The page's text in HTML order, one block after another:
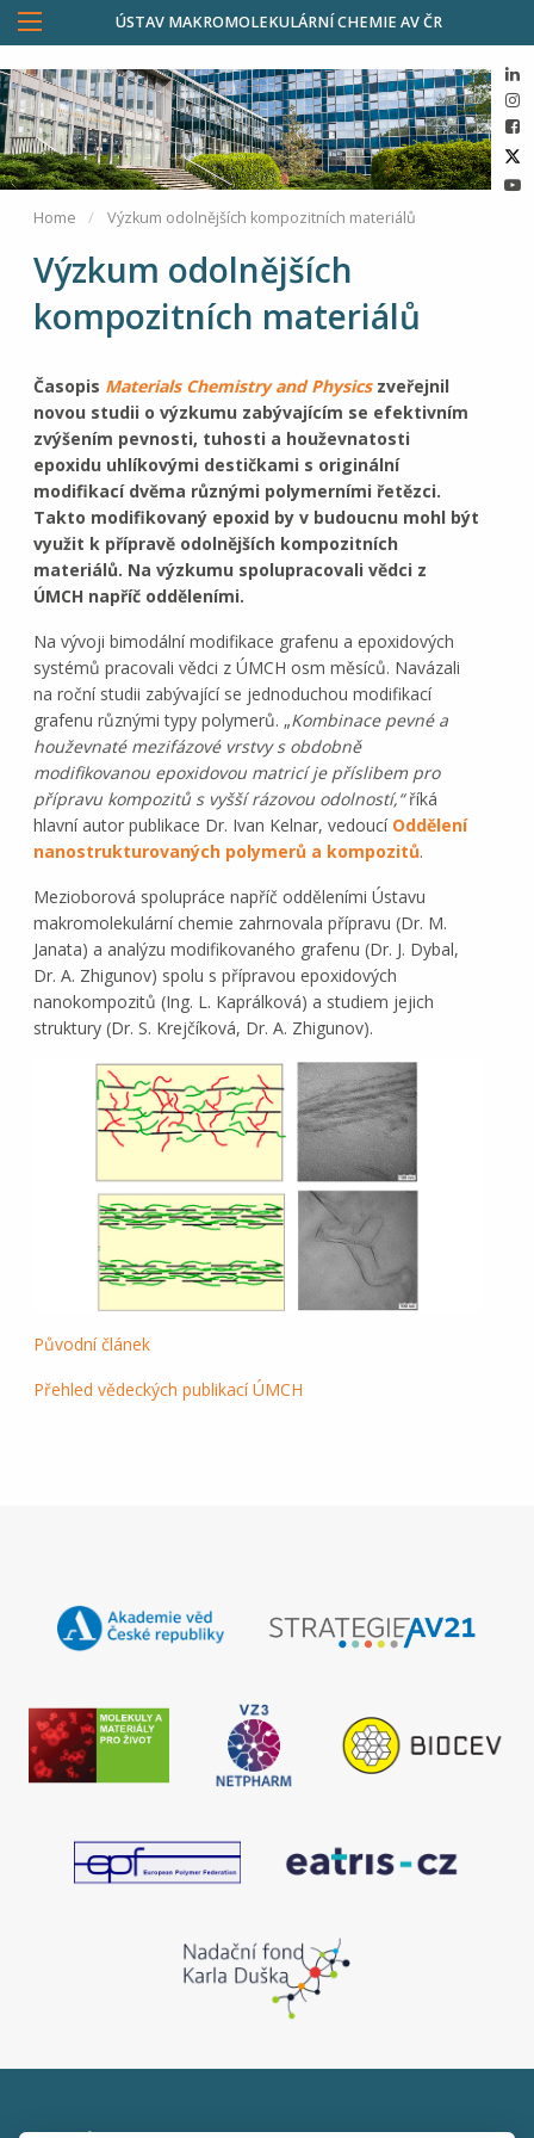
ÚSTAV MAKROMOLEKULÁRNÍ CHEMIE AV ČR
Home Výzkum odolnějších kompozitních materiálů
Výzkum odolnějších
kompozitních materiálů
Časopis Materials Chemistry and Physicszveřejnil
novou studii o výzkumu zabývajícím se efektivním
zvýšením pevnosti, tuhosti a houževnatosti
epoxidu uhlíkovými destičkami s originální
modifikací dvěma různými polymerními řetězci.
Takto modifikovaný epoxid by v budoucnu mohl být
využit k přípravě odolnějších kompozitních
materiálů. Na výzkumu spolupracovali vědci z
ÚMCH napříč odděleními.
Na vývoji bimodální modifikace grafenu a epoxidových
systémů pracovali vědci z ÚMCH osm měsíců. Navázali
na roční studii zabývající se jednoduchou modifikací
grafenu různými typy polymerů. „Kombinace pevné a
houževnaté mezifázové vrstvy s obdobně
modifikovanou epoxidovou matricí je příslibem pro
přípravu kompozitů s vyšší rázovou odolností,“říká
hlavní autor publikace Dr. Ivan Kelnar, vedoucí Oddělení
nanostrukturovaných polymerů a kompozitů.
Mezioborová spolupráce napříč odděleními Ústavu
makromolekulární chemie zahrnovala přípravu (Dr. M.
Janata) a analýzu modifikovaného grafenu (Dr. J. Dybal,
Dr. A. Zhigunov) spolu s přípravou epoxidových
nanokompozitů (Ing. L. Kaprálková) a studiem jejich
struktury (Dr. S. Krejčíková, Dr. A. Zhigunov).
Původní článek
Přehled vědeckých publikací ÚMCH